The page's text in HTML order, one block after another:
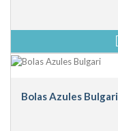
Bolas Azules Bulgari